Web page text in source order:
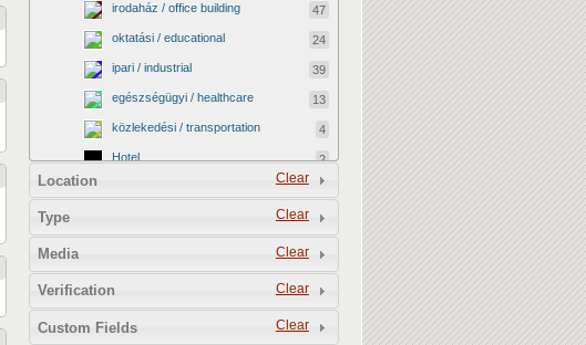
irodaház / office building 47
oktatási / educational 24
ipari / industrial 39
egészségügyi / healthcare 13
közlekedési / transportation 4
Hotel 2
2
0
kereskedelmi / commercial
egyéb / other 12
kulturális / cultural
Clear
Location
Clear
Type
Clear
Media
Clear
Verification
Clear
Custom Fields